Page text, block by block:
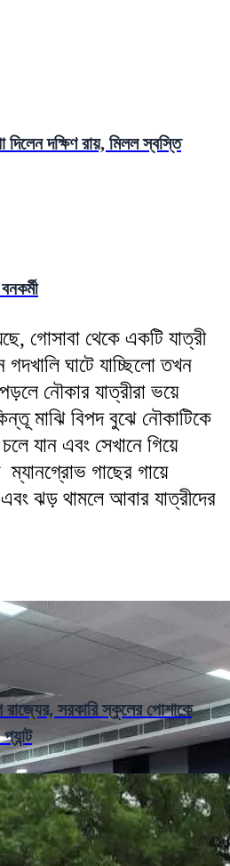
দিলেন দক্ষিণ রায়, মিলল স্বস্তি
গোসাবা থেকে একটি যাত্রী
ঘাটে যাচ্ছিলো তখন
নৌকার যাত্রীরা ভয়ে
মাঝি বিপদ বুঝে নৌকাটিকে
যান এবং সেখানে গিয়ে
ম্যানগ্রোভ গাছের গায়ে
ঝড় থামলে আবার যাত্রীদের
রাজ্যের, সরকারি স্কুলের পোশাকে